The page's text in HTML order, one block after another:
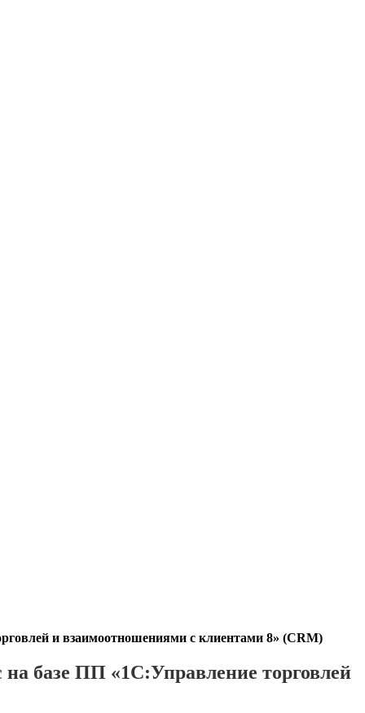
и взаимоотношениями с клиентами 8» (CRM)
базе ПП «1С:Управление торговлей